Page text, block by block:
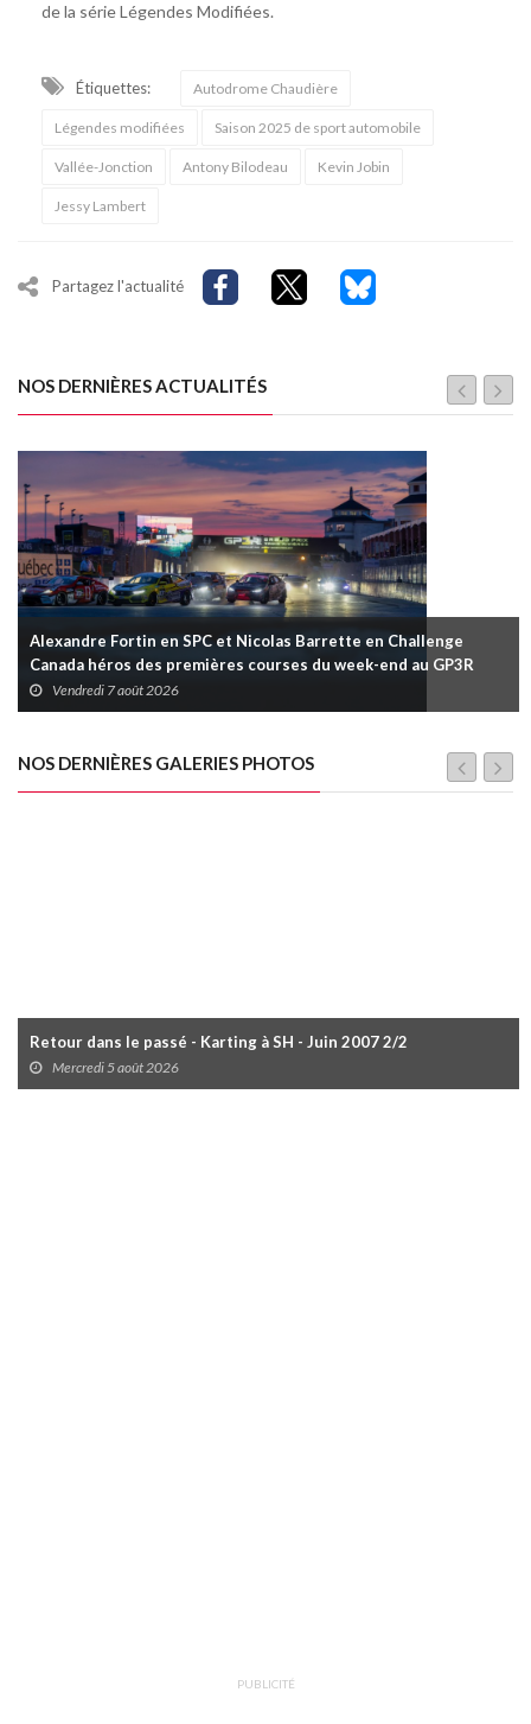
de la série Légendes Modifiées.
Étiquettes: Autodrome Chaudière
Légendes modifiées Saison 2025 de sport automobile
Vallée-Jonction Antony Bilodeau Kevin Jobin
Jessy Lambert
Partagez l'actualité
NOS DERNIÈRES ACTUALITÉS
Alexandre Fortin en SPC et Nicolas Barrette en Challenge
Canada héros des premières courses du week-end au GP3R
Vendredi 7 août 2026
NOS DERNIÈRES GALERIES PHOTOS
Retour dans le passé - Karting à SH - Juin 2007 2/2
Mercredi 5 août 2026
PUBLICITÉ